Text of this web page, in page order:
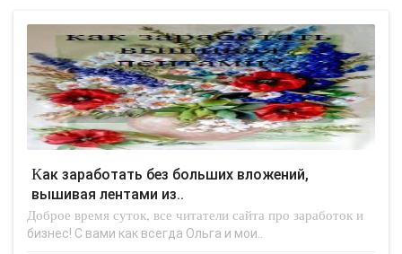
Как заработать без больших вложений,
вышивая лентами из..
Доброе время суток, все читатели сайта про заработок и
бизнес! С вами как всегда Ольга и мои..